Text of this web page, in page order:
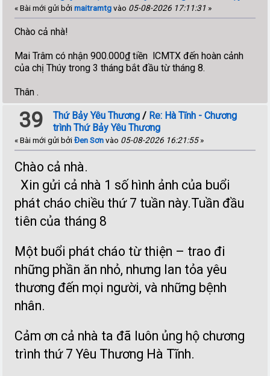
« Bài mới gửi bởimaitramtg vào 05-08-2026 17:11:31»
Chào cả nhà!
Mai Trâm có nhận 900.000₫ tiền lCMTX đến hoàn cảnh
của chị Thúy trong 3 tháng bắt đầu từ tháng 8.
Thân .
39 Thứ Bảy Yêu Thương / Re: Hà Tĩnh - Chương
trình Thứ Bảy Yêu Thương
« Bài mới gửi bởiĐen Sơn vào 05-08-2026 16:21:55»
Chào cả nhà.
Xin gửi cả nhà 1 số hình ảnh của buổi
phát cháo chiều thứ 7 tuần này.Tuần đầu
tiên của tháng 8
Một buổi phát cháo từ thiện – trao đi
những phần ăn nhỏ, nhưng lan tỏa yêu
thương đến mọi người, và những bệnh
nhân.
Cảm ơn cả nhà ta đã luôn ủng hộ chương
trình thứ 7 Yêu Thương Hà Tĩnh.